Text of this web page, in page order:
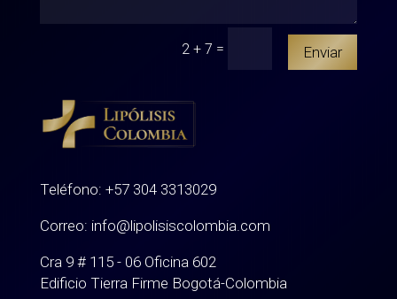
2 + 7 = Enviar
Teléfono: +57 304 3313029
Correo: info@lipolisiscolombia.com
Cra 9 # 115 - 06 Oficina 602
Edificio Tierra Firme Bogotá-Colombia